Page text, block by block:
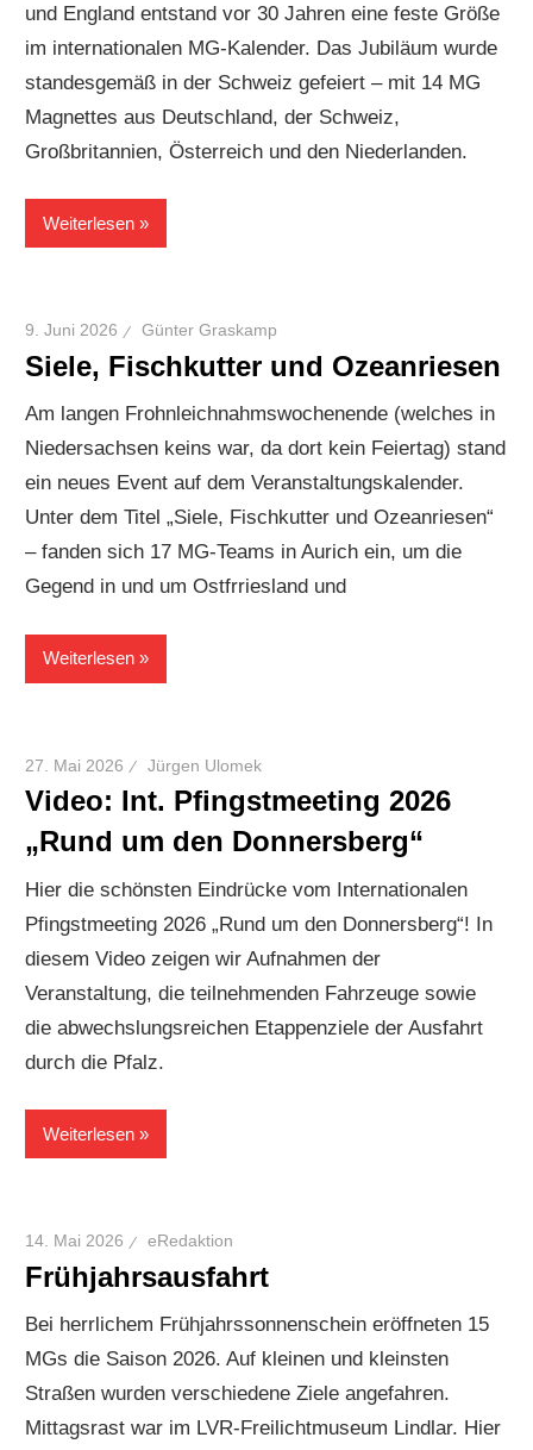
und England entstand vor 30 Jahren eine feste Größe
im internationalen MG-Kalender. Das Jubiläum wurde
standesgemäß in der Schweiz gefeiert – mit 14 MG
Magnettes aus Deutschland, der Schweiz,
Großbritannien, Österreich und den Niederlanden.
Weiterlesen
9. Juni 2026 Günter Graskamp
Siele, Fischkutter und Ozeanriesen
Am langen Frohnleichnahmswochenende (welches in
Niedersachsen keins war, da dort kein Feiertag) stand
ein neues Event auf dem Veranstaltungskalender.
Unter dem Titel „Siele, Fischkutter und Ozeanriesen“
– fanden sich 17 MG-Teams in Aurich ein, um die
Gegend in und um Ostfrriesland und
Weiterlesen
27. Mai 2026 Jürgen Ulomek
Video: Int. Pfingstmeeting 2026
„Rund um den Donnersberg“
Hier die schönsten Eindrücke vom Internationalen
Pfingstmeeting 2026 „Rund um den Donnersberg“! In
diesem Video zeigen wir Aufnahmen der
Veranstaltung, die teilnehmenden Fahrzeuge sowie
die abwechslungsreichen Etappenziele der Ausfahrt
durch die Pfalz.
Weiterlesen
14. Mai 2026 eRedaktion
Frühjahrsausfahrt
Bei herrlichem Frühjahrssonnenschein eröffneten 15
MGs die Saison 2026. Auf kleinen und kleinsten
Straßen wurden verschiedene Ziele angefahren.
Mittagsrast war im LVR-Freilichtmuseum Lindlar. Hier